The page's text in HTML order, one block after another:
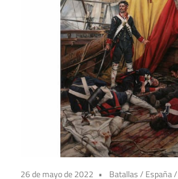
26 de mayo de 2022 Batallas/ España/